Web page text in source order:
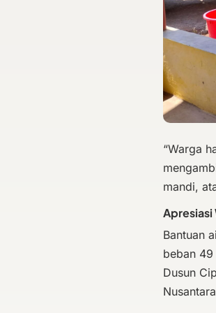
“Warga
mandi,
Apresiasi
Bantuan
beban
Dusun